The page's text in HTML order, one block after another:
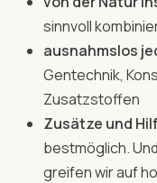
sinnvoll
ausnahmslos
Gentechnik,
Zusatzstoffen
Zusätze und
bestmöglich.
greifen wir auf